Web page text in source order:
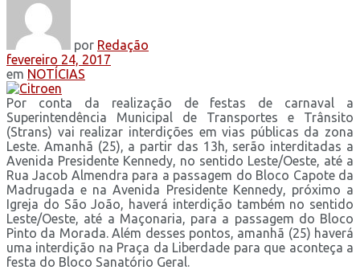
por Redação
fevereiro 24, 2017
em NOTÍCIAS
Por conta da realização de festas de carnaval a
Superintendência Municipal de Transportes e Trânsito
(Strans) vai realizar interdições em vias públicas da zona
Leste. Amanhã (25), a partir das 13h, serão interditadas a
Avenida Presidente Kennedy, no sentido Leste/Oeste, até a
Rua Jacob Almendra para a passagem do Bloco Capote da
Madrugada e na Avenida Presidente Kennedy, próximo a
Igreja do São João, haverá interdição também no sentido
Leste/Oeste, até a Maçonaria, para a passagem do Bloco
Pinto da Morada. Além desses pontos, amanhã (25) haverá
uma interdição na Praça da Liberdade para que aconteça a
festa do Bloco Sanatório Geral.